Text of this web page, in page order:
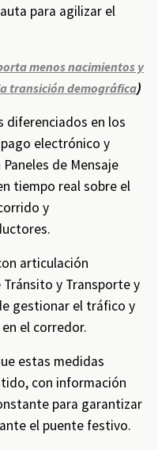
para agilizar el
menos nacimientos y
transición demográfica)
diferenciados en los
electrónico y
de Mensaje
tiempo real sobre el
y
articulación
y Transporte y
gestionar el tráfico y
el corredor.
estas medidas
con información
para garantizar
el puente festivo.